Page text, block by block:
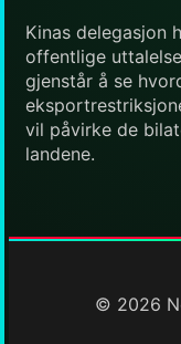
Kinas delegasjon
offentlige
gjenstår å se
vil påvirke de
landene.
© 2026